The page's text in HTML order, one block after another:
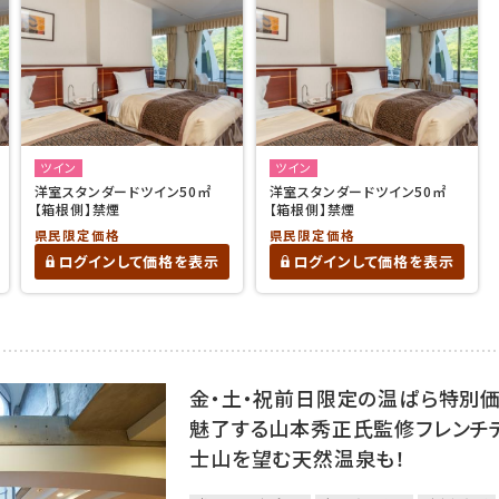
ツイン
洋室スタンダードツイン50㎡
【箱根側】禁煙
県民限定価格
ログインして価格を表示
ツイン
洋室スタンダードツイン50㎡
【箱根側】禁煙
県民限定価格
ログインして価格を表示
金・土・祝前日限定の温ぱら特
魅了する山本秀正氏監修フレン
士山を望む天然温泉も！